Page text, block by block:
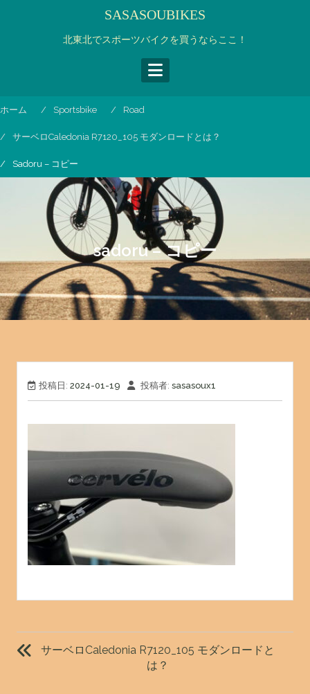
キ
プ
SASASOUBIKES
北東北でスポーツバイクを買うならここ！
ホーム Sportsbike Road
サーベロCaledonia R7120_105 モダンロードとは？
Sadoru – コピー
sadoru – コピー
投稿日: 2024-01-19 投稿者: sasasoux1
投
稿
サーベロCaledonia R7120_105 モダンロードと
は？